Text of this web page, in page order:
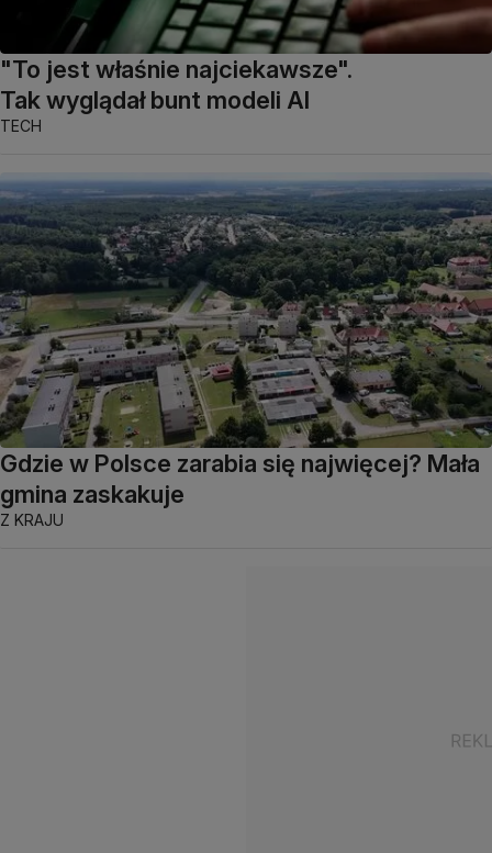
"To jest właśnie najciekawsze".
Tak wyglądał bunt modeli AI
TECH
Gdzie w Polsce zarabia się najwięcej? Mała
gmina zaskakuje
Z KRAJU